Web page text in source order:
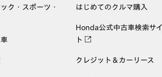
ク・スポーツ・
はじめてのクルマ購入
Honda公式中古車検索サイ
ト
クレジット＆カーリース